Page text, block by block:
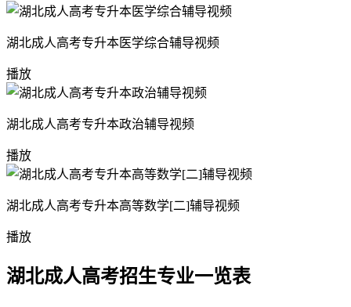
湖北成人高考专升本医学综合辅导视频
播放
湖北成人高考专升本政治辅导视频
播放
湖北成人高考专升本高等数学[二]辅导视频
播放
湖北成人高考招生专业一览表